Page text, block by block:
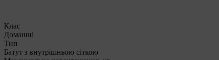
Клас
Домашні
Тип
Батут з внутрішньою сіткою